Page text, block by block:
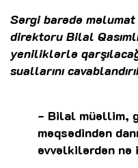
Sərgi barədə
direktoru Bilal
yeniliklərlə
suallarını
- Bilal müəllim,
məqsədindən
əvvəlkilərdən